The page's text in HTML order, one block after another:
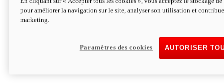
Hypermotard V2 SP 100
Découvrez-le
pour améliorer la navigation sur le site, analyser son utilisation et
marketing.
AUTORISER
Paramètres des cookies